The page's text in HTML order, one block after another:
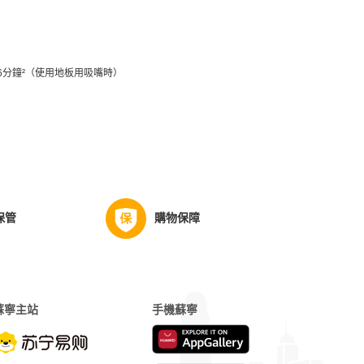
鐘²（使用地板用吸嘴時）
管 購物保障
寧主站 手機蘇寧